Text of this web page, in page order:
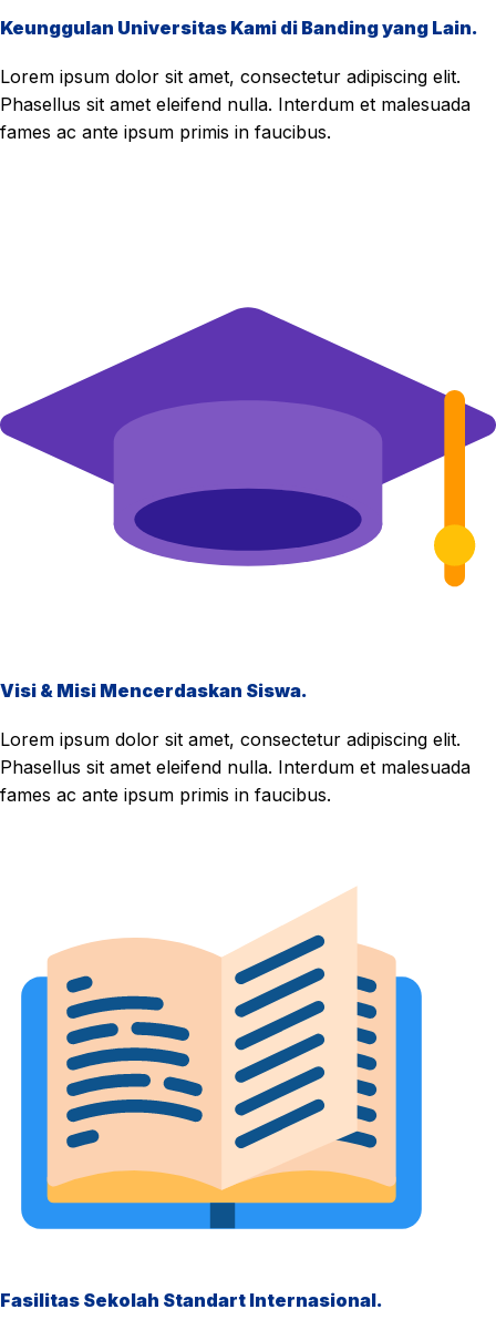
Keunggulan Universitas Kami di Banding yang Lain.
Lorem ipsum dolor sit amet, consectetur adipiscing elit.
Phasellus sit amet eleifend nulla. Interdum et malesuada
fames ac ante ipsum primis in faucibus.
Visi & Misi Mencerdaskan Siswa.
Lorem ipsum dolor sit amet, consectetur adipiscing elit.
Phasellus sit amet eleifend nulla. Interdum et malesuada
fames ac ante ipsum primis in faucibus.
Fasilitas Sekolah Standart Internasional.